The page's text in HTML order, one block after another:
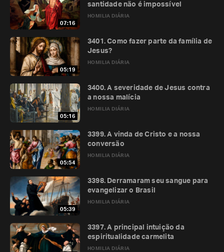
07:16
HOMILIA DIÁRIA
santidade não é impossível
05:19
HOMILIA DIÁRIA
3401. Como fazer parte da família de
Jesus?
05:16
HOMILIA DIÁRIA
3400. A severidade de Jesus contra
a nossa malícia
05:54
HOMILIA DIÁRIA
3399. A vinda de Cristo e a nossa
conversão
05:39
HOMILIA DIÁRIA
3398. Derramaram seu sangue para
evangelizar o Brasil
HOMILIA DIÁRIA
3397. A principal intuição da
espiritualidade carmelita